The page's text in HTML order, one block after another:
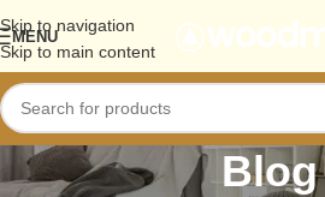
Skip to navigation
Skip to main content
MENU
Blog